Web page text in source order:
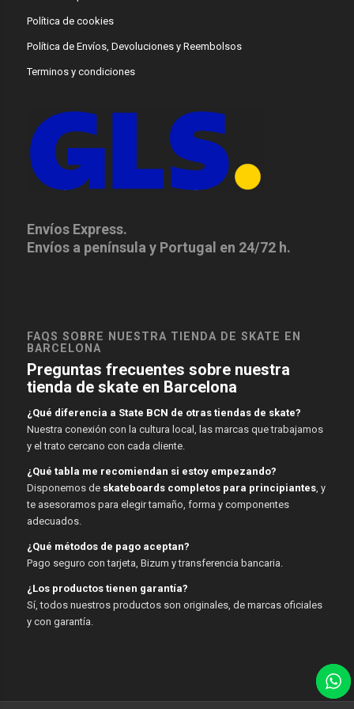
Política de cookies
Política de Envíos, Devoluciones y Reembolsos
Terminos y condiciones
Envíos Express.
Envíos a península y Portugal en 24/72 h.
FAQS SOBRE NUESTRA TIENDA DE SKATE EN
BARCELONA
Preguntas frecuentes sobre nuestra
tienda de skate en Barcelona
¿Qué diferencia a State BCN de otras tiendas de skate?
Nuestra conexión con la cultura local, las marcas que trabajamos
y el trato cercano con cada cliente.
¿Qué tabla me recomiendan si estoy empezando?
Disponemos de skateboards completos para principiantes, y
te asesoramos para elegir tamaño, forma y componentes
adecuados.
¿Qué métodos de pago aceptan?
Pago seguro con tarjeta, Bizum y transferencia bancaria.
¿Los productos tienen garantía?
Sí, todos nuestros productos son originales, de marcas oficiales
y con garantía.